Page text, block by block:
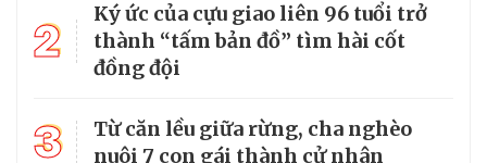
2
Ký ức của cựu giao liên 96 tuổi trở
thành “tấm bản đồ” tìm hài cốt
đồng đội
3
Từ căn lều giữa rừng, cha nghèo
nuôi 7 con gái thành cử nhân